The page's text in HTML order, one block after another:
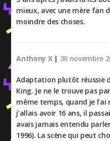
mieux, avec une mère fan
moindre des choses.
Anthony X | 30 novembre
Adaptation plutôt réussie
King. Je ne le trouve pas
même temps, quand je
j’allais avoir 16 ans, il
avais jamais entendu
1996). La scène qui peut